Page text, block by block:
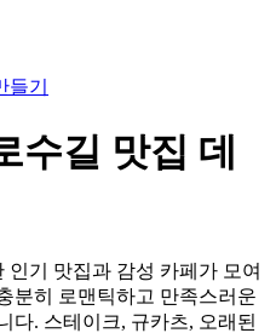
들기
수길 맛집 데
기 맛집과 감성 카페가 모여
분히 로맨틱하고 만족스러운
다. 스테이크, 규카츠, 오래된